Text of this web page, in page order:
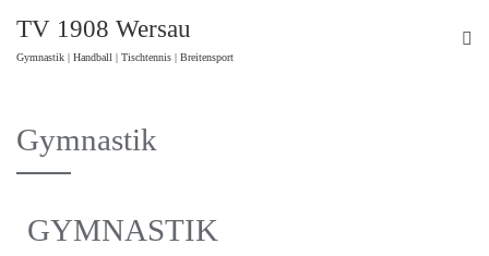
TV 1908 Wersau
Gymnastik | Handball | Tischtennis | Breitensport
Gymnastik
GYMNASTIK